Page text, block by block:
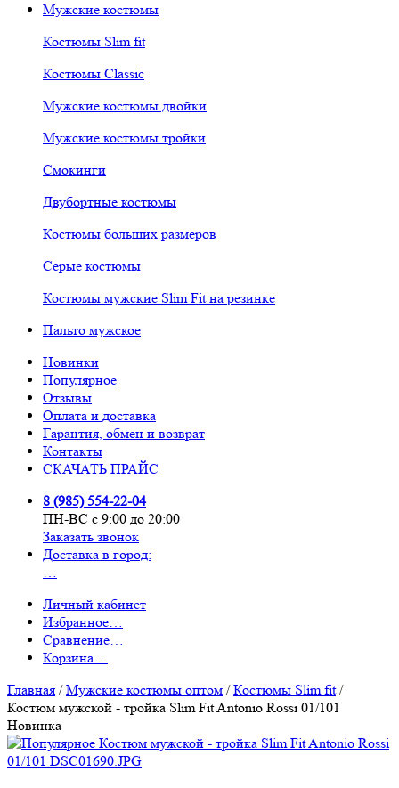
Мужские костюмы
Костюмы Slim fit
Костюмы Classic
Мужские костюмы двойки
Мужские костюмы тройки
Смокинги
Двубортные костюмы
Костюмы больших размеров
Серые костюмы
Костюмы мужские Slim Fit на резинке
Пальто мужское
Новинки
Популярное
Отзывы
Оплата и доставка
Гарантия, обмен и возврат
Контакты
СКАЧАТЬ ПРАЙС
8 (985) 554-22-04
ПН-ВС с 9:00 до 20:00
Заказать звонок
Доставка в город:
…
Личный кабинет
Избранное…
Сравнение…
Корзина…
Главная /Мужские костюмы оптом /Костюмы Slim fit/
Костюм мужской - тройка Slim Fit Antonio Rossi 01/101
Новинка